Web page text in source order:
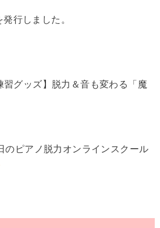
行しました。
習グッズ】脱力＆音も変わる「魔
のピアノ脱力オンラインスクール